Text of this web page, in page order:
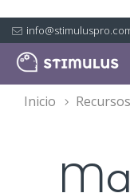
inicio recursos